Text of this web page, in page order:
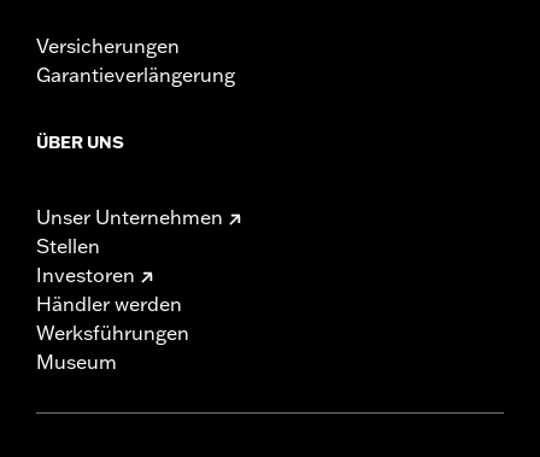
Versicherungen
Garantieverlängerung
ÜBER UNS
Unser Unternehmen
Stellen
Investoren
Händler werden
Werksführungen
Museum